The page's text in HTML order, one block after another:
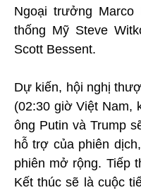
Ngoại trưởng
thống Mỹ Steve
Scott Bessent.
Dự kiến, hội nghị
(02:30 giờ Việt Nam,
ông Putin và Trump
hỗ trợ của phiên
phiên mở rộng. Tiếp
Kết thúc sẽ là cuộc